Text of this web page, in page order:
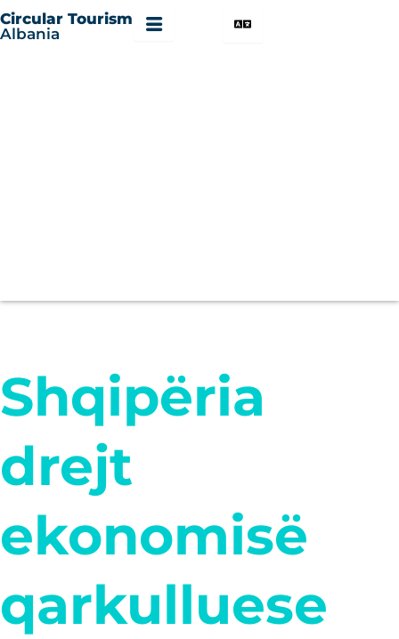
Skip
to
Circular Tourism
Albania
Shqipëria
drejt
ekonomisë
qarkulluese